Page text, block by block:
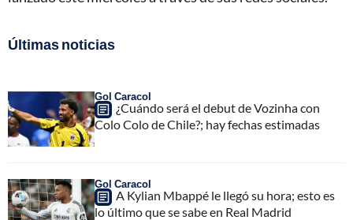
Últimas noticias
Gol Caracol
¿Cuándo será el debut de Vozinha con
Colo Colo de Chile?; hay fechas estimadas
Gol Caracol
A Kylian Mbappé le llegó su hora; esto es
lo último que se sabe en Real Madrid